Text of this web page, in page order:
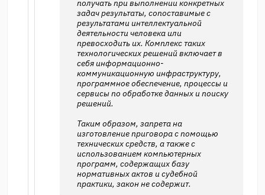
получать при выполнении конкретных
задач результаты, сопоставимые с
результатами интеллектуальной
деятельности человека или
превосходить их. Комплекс таких
технологических решений включает в
себя информационно-
коммуникационную инфраструктуру,
программное обеспечение, процессы и
сервисы по обработке данных и поиску
решений.
Таким образом, запрета на
изготовление приговора с помощью
технических средств, а также с
использованием компьютерных
программ, содержащих базу
нормативных актов и судебной
практики, закон не содержит.